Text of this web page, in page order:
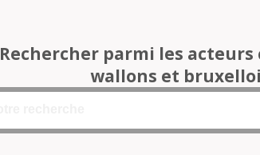
Rechercher parmi les
wallons et